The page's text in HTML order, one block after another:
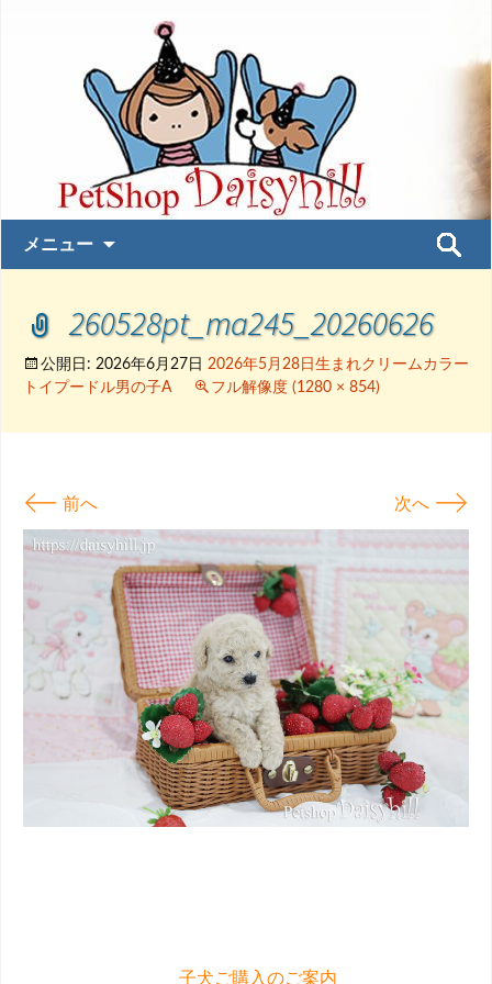
メニュー
ン
ツ
へ
ス
検
260528pt_ma245_20260626
公開日: 2026年6月27日 2026年5月28日生まれクリームカラー
トイプードル男の子A
フル解像度 (1280 × 854)
← 前へ 次へ →
子犬ご購入のご案内